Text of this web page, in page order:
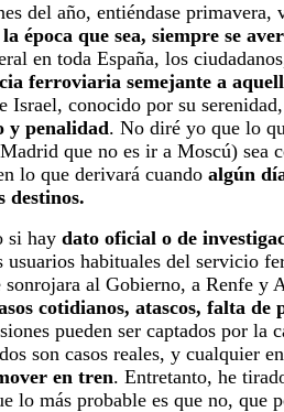
del año, entiéndase
la época que sea, siempre se
en toda España, los
ferroviaria semejante a
Israel, conocido por su
y penalidad. No diré yo que lo
que no es ir a Moscú) sea
lo que derivará cuando algún
destinos.
si hay dato oficial o de
usuarios habituales del servicio
sonrojara al Gobierno, a Renfe y
cotidianos, atascos, falta de
pueden ser captados por
son casos reales, y cualquier
en tren. Entretanto, he
lo más probable es que no, que